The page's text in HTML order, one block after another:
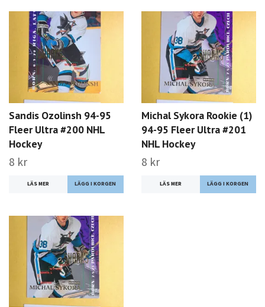
Sandis Ozolinsh 94-95
Fleer Ultra #200 NHL
Hockey
8 kr
LÄS MER
Michal Sykora Rookie (1)
94-95 Fleer Ultra #201
NHL Hockey
8 kr
LÄS MER